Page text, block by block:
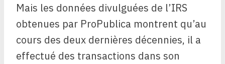
Mais les données divulguées de l’IRS
obtenues par ProPublica montrent qu’au
cours des deux dernières décennies, il a
effectué des transactions dans son